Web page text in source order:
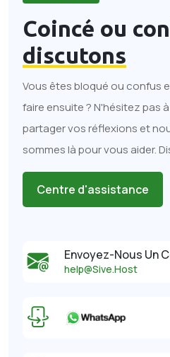
Coincé ou
discutons
Vous êtes bloqué ou confus
faire ensuite ? N'hésitez pas
partager vos réflexions et
sommes là pour vous aider.
Centre d'assistance
Envoyez-Nous Un
help@Sive.Host